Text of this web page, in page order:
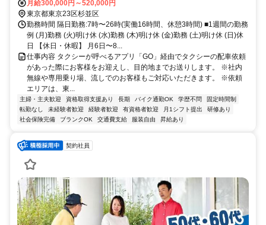
分
月給300,000円～520,000円
東京都東京23区杉並区
勤務時間 隔日勤務:7時〜26時(実働16時間、休憩3時間) ■1週間の勤務
例 (月)勤務 (火)明け休 (水)勤務 (木)明け休 (金)勤務 (土)明け休 (日)休
日 【休日・休暇】 月6日〜8...
仕事内容 タクシーが呼べるアプリ「GO」経由でタクシーの配車依頼
があった際にお客様をお迎えし、目的地までお送りします。 ※社内
無線や専用乗り場、流しでのお客様もご対応いただきます。 ※依頼
エリアは、東...
主婦・主夫歓迎 資格取得支援あり 長期 バイク通勤OK 学歴不問
固定時間制
転勤なし
未経験者歓迎 経験者歓迎 有資格者歓迎 月1シフト提出
研修あり
社会保険完備
ブランクOK 交通費支給 服装自由 昇給あり
契約社員